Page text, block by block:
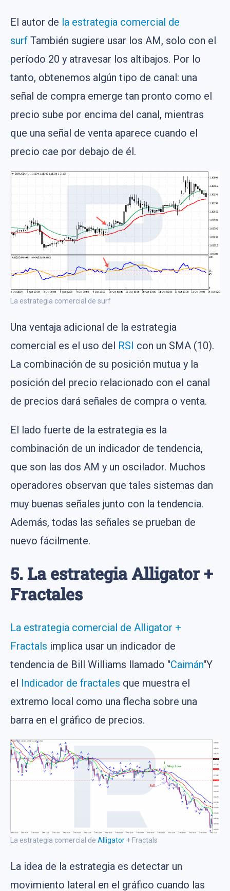
El autor de la estrategia comercial de
surf También sugiere usar los AM, solo con el
período 20 y atravesar los altibajos. Por lo
tanto, obtenemos algún tipo de canal: una
señal de compra emerge tan pronto como el
precio sube por encima del canal, mientras
que una señal de venta aparece cuando el
precio cae por debajo de él.
La estrategia comercial de surf
Una ventaja adicional de la estrategia
comercial es el uso del RSI con un SMA (10).
La combinación de su posición mutua y la
posición del precio relacionado con el canal
de precios dará señales de compra o venta.
El lado fuerte de la estrategia es la
combinación de un indicador de tendencia,
que son las dos AM y un oscilador. Muchos
operadores observan que tales sistemas dan
muy buenas señales junto con la tendencia.
Además, todas las señales se prueban de
nuevo fácilmente.
5. La estrategia Alligator +
Fractales
La estrategia comercial de Alligator +
Fractals implica usar un indicador de
tendencia de Bill Williams llamado "Caimán"Y
el Indicador de fractales que muestra el
extremo local como una flecha sobre una
barra en el gráfico de precios.
La estrategia comercial de Alligator + Fractals
La idea de la estrategia es detectar un
movimiento lateral en el gráfico cuando las